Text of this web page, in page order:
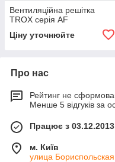
Вентиляційна решітка
TROX серія AF
Ціну уточнюйте
Про нас
Рейтинг не
Менше 5 відгуків за
Працює з 03.12.2013
м. Київ
улица